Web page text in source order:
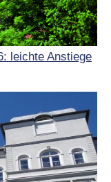
leichte Anstiege